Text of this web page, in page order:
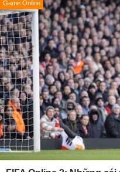
Game Online